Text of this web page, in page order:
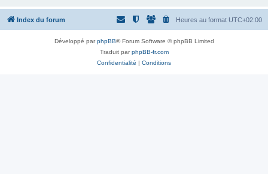
Index du forum Heures au format UTC+02:00
Développé parphpBB® Forum Software © phpBB Limited
Traduit parphpBB-fr.com
Confidentialité | Conditions